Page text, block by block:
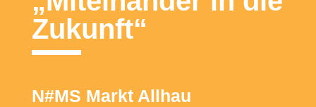
Zukunft“
N#MS Markt Allhau